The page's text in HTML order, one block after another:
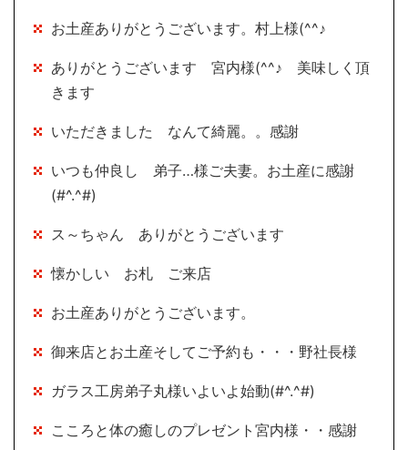
お土産ありがとうございます。村上様(^^♪
ありがとうございます 宮内様(^^♪ 美味しく頂
きます
いただきました なんて綺麗。。感謝
いつも仲良し 弟子…様ご夫妻。お土産に感謝
(#^.^#)
ス～ちゃん ありがとうございます
懐かしい お札 ご来店
お土産ありがとうございます。
御来店とお土産そしてご予約も・・・野社長様
ガラス工房弟子丸様いよいよ始動(#^.^#)
こころと体の癒しのプレゼント宮内様・・感謝